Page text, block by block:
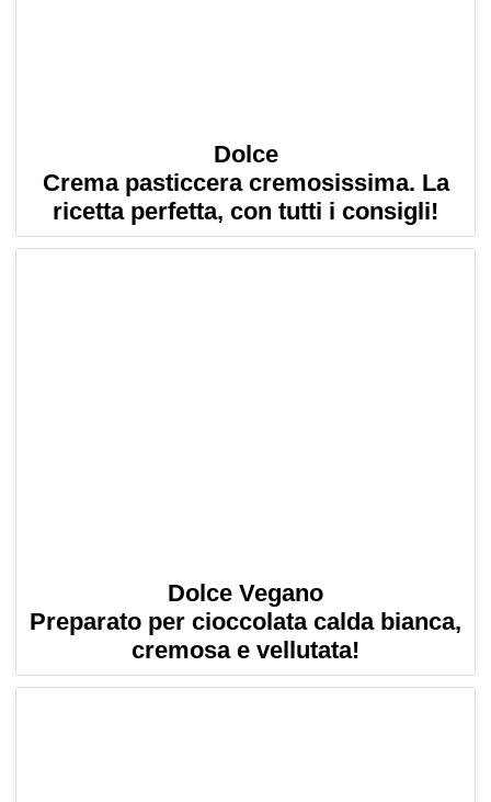
Dolce
Crema pasticcera cremosissima. La
ricetta perfetta, con tutti i consigli!
Dolce Vegano
Preparato per cioccolata calda bianca,
cremosa e vellutata!